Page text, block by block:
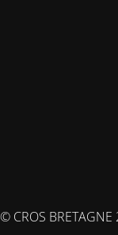
© CROS BRETAGNE